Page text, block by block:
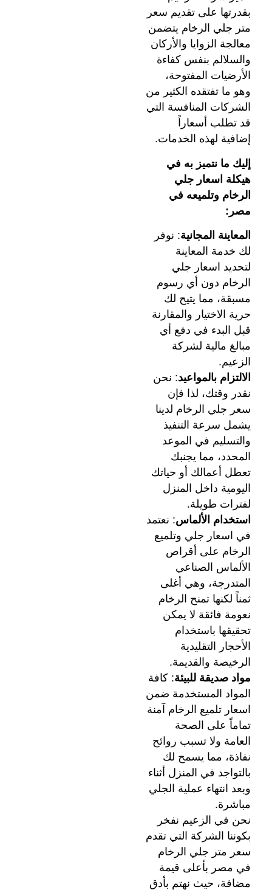
بقدرتها على تقديم سعر
متر جلي الرخام يتضمن
معالجة الزوايا والأركان
والسلالم بنفس كفاءة
الأرضيات المفتوحة،
وهو ما تفتقده الكثير من
الشركات المنافسة التي
قد تطلب أسعاراً
إضافية لهذه الخدمات.
إليك ما نتميز به في
هيكلة اسعار جلي
الرخام وتلميعه في
مصر:
المعاينة المجانية: نوفر
لك خدمة المعاينة
لتحديد اسعار جلي
الرخام دون أي رسوم
مسبقة، مما يتيح لك
حرية الاختيار والمقارنة
قبل البدء في دفع أي
مبالغ مالية لشركة
الزعيم.
الالتزام بالمواعيد: نحن
نقدر وقتك، لذا فإن
سعر جلي الرخام لدينا
يشمل سرعة التنفيذ
والتسليم في الموعد
المحدد، مما يجنبك
تعطل أعمالك أو حياتك
اليومية داخل المنزل
لفترات طويلة.
استخدام الألماس: نعتمد
في اسعار جلي وتلميع
الرخام على أقراص
الألماس الصناعي
المتدرجة، وهي أغلى
ثمناً لكنها تمنح الرخام
نعومة فائقة لا يمكن
تحقيقها باستخدام
الأحجار التقليدية
الرخيصة والقديمة.
مواد صديقة للبيئة: كافة
المواد المستخدمة ضمن
اسعار تلميع الرخام آمنة
تماماً على الصحة
العامة ولا تسبب روائح
نفاذة، مما يسمح لك
بالتواجد في المنزل أثناء
وبعد انتهاء عملية الجلي
مباشرة.
نحن في الزعيم نفخر
بكوننا الشركة التي تقدم
سعر متر جلي الرخام
في مصر بأعلى قيمة
مضافة، حيث نهتم بأدق